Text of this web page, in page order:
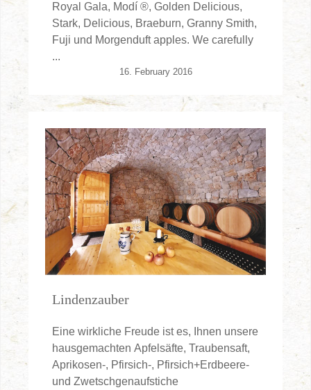
Royal Gala, Modí ®, Golden Delicious,
Stark, Delicious, Braeburn, Granny Smith,
Fuji und Morgenduft apples. We carefully
...
16. February 2016
Lindenzauber
Eine wirkliche Freude ist es, Ihnen unsere
hausgemachten Apfelsäfte, Traubensaft,
Aprikosen-, Pfirsich-, Pfirsich+Erdbeere-
und Zwetschgenaufstiche